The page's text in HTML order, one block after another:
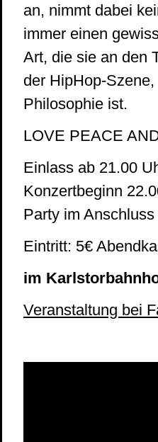
an, nimmt dabei
immer einen
Art, die sie an den
der HipHop-
Philosophie ist.
LOVE PEACE
Einlass ab 21.00
Konzertbeginn
Party im
Eintritt: 5€
im
Veranstaltung bei